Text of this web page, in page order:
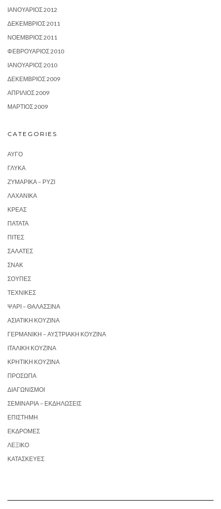
ΙΑΝΟΥΆΡΙΟΣ 2012
ΔΕΚΈΜΒΡΙΟΣ 2011
ΝΟΈΜΒΡΙΟΣ 2011
ΦΕΒΡΟΥΆΡΙΟΣ 2010
ΙΑΝΟΥΆΡΙΟΣ 2010
ΔΕΚΈΜΒΡΙΟΣ 2009
ΑΠΡΊΛΙΟΣ 2009
ΜΆΡΤΙΟΣ 2009
CATEGORIES
ΑΥΓΌ
ΓΛΥΚΆ
ΖΥΜΑΡΙΚΆ – ΡΎΖΙ
ΛΑΧΑΝΙΚΆ
ΚΡΈΑΣ
ΠΑΤΆΤΑ
ΠΊΤΕΣ
ΣΑΛΆΤΕΣ
ΣΝΑΚ
ΣΟΎΠΕΣ
ΤΕΧΝΙΚΈΣ
ΨΆΡΙ – ΘΑΛΑΣΣΙΝΆ
ΑΣΙΑΤΙΚΉ ΚΟΥΖΊΝΑ
ΓΕΡΜΑΝΙΚΉ – ΑΥΣΤΡΙΑΚΉ ΚΟΥΖΊΝΑ
ΙΤΑΛΙΚΉ ΚΟΥΖΊΝΑ
ΚΡΗΤΙΚΉ ΚΟΥΖΊΝΑ
ΠΡΌΣΩΠΑ
ΔΙΑΓΩΝΙΣΜΟΊ
ΣΕΜΙΝΆΡΙΑ – ΕΚΔΗΛΏΣΕΙΣ
ΕΠΙΣΤΉΜΗ
ΕΚΔΡΟΜΈΣ
ΛΕΞΙΚΌ
ΚΑΤΑΣΚΕΥΈΣ